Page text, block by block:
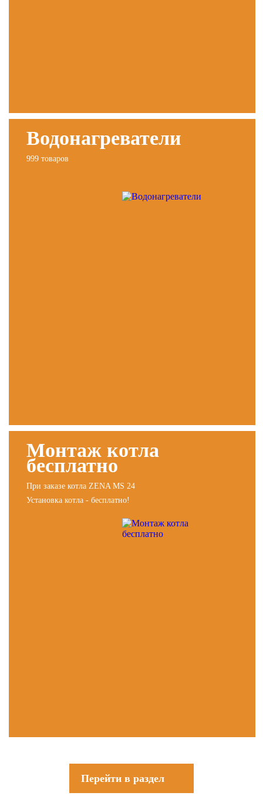
Водонагреватели
999 товаров
Монтаж котла
бесплатно
При заказе котла ZENA MS 24
Установка котла - бесплатно!
Перейти в раздел